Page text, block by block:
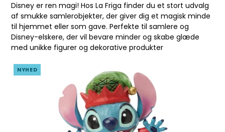
Disney er ren magi! Hos La Friga finder du et stort udvalg
af smukke samlerobjekter, der giver dig et magisk minde
til hjemmet eller som gave. Perfekte til samlere og
Disney-elskere, der vil bevare minder og skabe glæde
med unikke figurer og dekorative produkter
NYHED